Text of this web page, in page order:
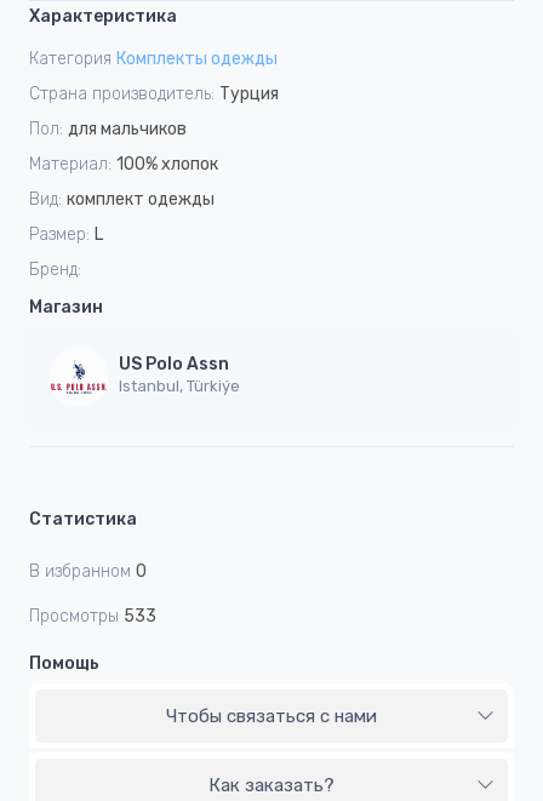
Характеристика
Категория Комплекты одежды
Страна производитель: Турция
Пол: для мальчиков
Материал: 100% хлопок
Вид: комплект одежды
Размер: L
Бренд:
Магазин
US Polo Assn
Istanbul, Türkiýe
Статистика
В избранном 0
Просмотры 533
Помощь
Чтобы связаться с нами
Как заказать?